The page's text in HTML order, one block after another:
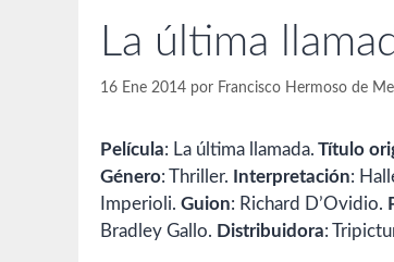
La última
16 Ene 2014 por Francisco Hermoso de
Película: La última llamada. Título
Género: Thriller. Interpretación:
Imperioli. Guion: Richard D’Ovidio.
Bradley Gallo. Distribuidora: